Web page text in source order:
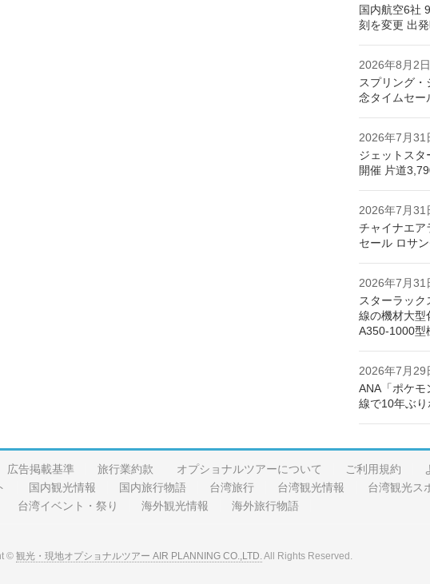
国内航空6社
刻を変更 出
2026年8月2日
スプリング
念タイムセー
2026年7月31
ジェットス
開催 片道
2026年7月31
チャイナエア
セール ロサ
2026年7月31
スターラック
線の機材大型
A350-1000型
2026年7月29
ANA「ポケモ
線で10年ぶ
広告掲載基準 旅行業約款 オプショナルツアーについて ご利用規約
国内観光情報 国内旅行物語 台湾旅行 台湾観光情報
台湾観光ス
台湾イベント・祭り 海外観光情報 海外旅行物語
© 観光・現地オプショナルツアー AIR PLANNING CO.,LTD.All Rights Reserved.